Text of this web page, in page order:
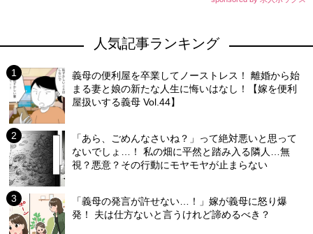
人気記事ランキング
義母の便利屋を卒業してノーストレス！ 離婚から始
まる妻と娘の新たな人生に悔いはなし！【嫁を便利
屋扱いする義母 Vol.44】
「あら、ごめんなさいね？」って絶対悪いと思って
ないでしょ…！ 私の畑に平然と踏み入る隣人…無
視？悪意？その行動にモヤモヤが止まらない
「義母の発言が許せない…！」嫁が義母に怒り爆
発！ 夫は仕方ないと言うけれど諦めるべき？